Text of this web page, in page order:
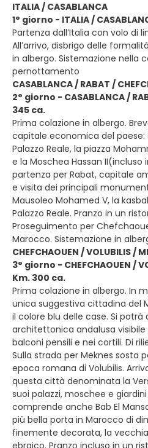
ITALIA / CASABLANCA
1° giorno - ITALIA /
Partenza dall’Italia con volo di
All’arrivo, disbrigo delle
in albergo. Sistemazione nella
pernottamento
CASABLANCA / RABAT /
2° giorno - CASABLANCA /
345 ca.
Prima colazione in albergo.
capitale economica del paese:
Palazzo Reale, la piazza
e la Moschea Hassan II(incluso
partenza per Rabat, capitale
e visita dei principali
Mausoleo Mohamed V, la
Palazzo Reale. Pranzo in un
Proseguimento per
Marocco. Sistemazione in
CHEFCHAOUEN / VOLUBILIS /
3° giorno - CHEFCHAOUEN /
Km. 300 ca.
Prima colazione in albergo. In
unica suggestiva cittadina del
il colore blu delle case. Si potrà
architettonica andalusa
balconi pensili e nei cortili. Di
Sulla strada per Meknes sosta
epoca romana di Volubilis.
questa città denominata la
suoi palazzi, moschee e
comprende anche Bab El
più bella porta in Marocco di
finemente decorata, la
ebraico. Pranzo incluso in un